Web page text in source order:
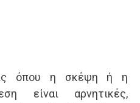
όπου η σκέψη ή η
είναι αρνητικές,